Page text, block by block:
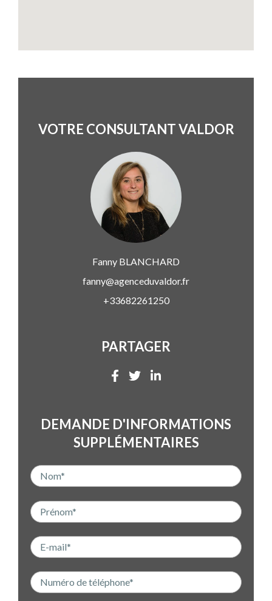
VOTRE CONSULTANT VALDOR
Fanny BLANCHARD
fanny@agenceduvaldor.fr
+33682261250
PARTAGER
DEMANDE D'INFORMATIONS
SUPPLÉMENTAIRES